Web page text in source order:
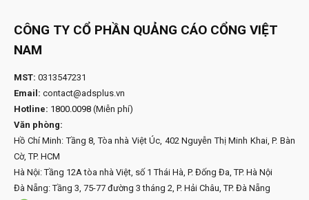
CÔNG TY CỔ PHẦN QUẢNG CÁO CỔNG VIỆT
NAM
MST: 0313547231
Email: contact@adsplus.vn
Hotline: 1800.0098 (Miễn phí)
Văn phòng:
Hồ Chí Minh: Tầng 8, Tòa nhà Việt Úc, 402 Nguyễn Thị Minh Khai, P. Bàn
Cờ, TP. HCM
Hà Nội: Tầng 12A tòa nhà Việt, số 1 Thái Hà, P. Đống Đa, TP. Hà Nội
Đà Nẵng: Tầng 3, 75-77 đường 3 tháng 2, P. Hải Châu, TP. Đà Nẵng